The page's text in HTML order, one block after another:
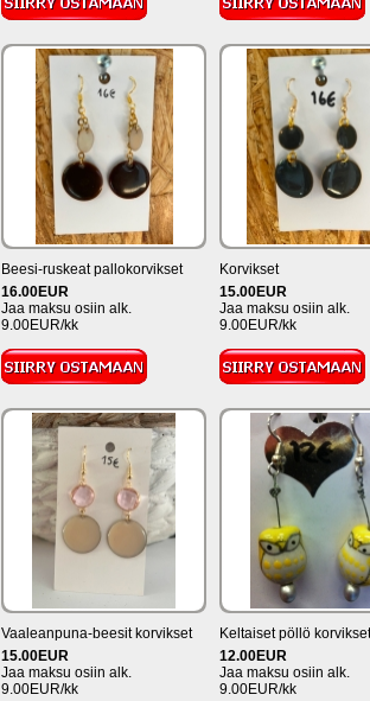
Beesi-ruskeat pallokorvikset
16.00EUR
Jaa maksu osiin alk.
9.00EUR/kk
Korvikset
15.00EUR
Jaa maksu osiin alk.
9.00EUR/kk
Vaaleanpuna-beesit korvikset
15.00EUR
Jaa maksu osiin alk.
9.00EUR/kk
Keltaiset pöllö korvikset
12.00EUR
Jaa maksu osiin alk.
9.00EUR/kk